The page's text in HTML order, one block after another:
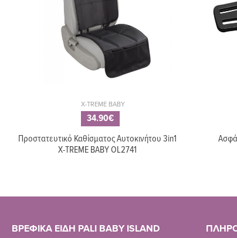
X-TREME BABY
34.90€
Προστατευτικό Καθίσματος Αυτοκινήτου 3in1
X-TREME BABY OL2741
ΒΡΕΦΙΚΑ ΕΙΔΗ PALI BABY ISLAND